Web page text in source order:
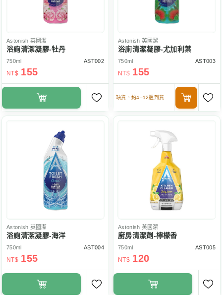
Astonish 英國潔
浴廁清潔凝膠-牡丹
750ml AST002
NT$ 155
Astonish 英國潔
浴廁清潔凝膠-尤加利葉
750ml AST003
NT$ 155
缺貨，約4–12週到貨
Astonish 英國潔
浴廁清潔凝膠-海洋
750ml AST004
NT$ 155
Astonish 英國潔
廚房清潔劑-檸檬香
750ml AST005
NT$ 120